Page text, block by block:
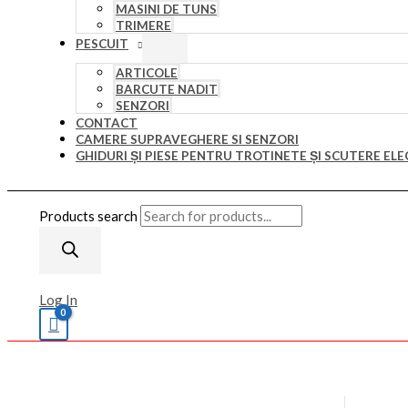
MASINI DE TUNS
TRIMERE
PESCUIT
ARTICOLE
BARCUTE NADIT
SENZORI
CONTACT
CAMERE SUPRAVEGHERE SI SENZORI
GHIDURI ȘI PIESE PENTRU TROTINETE ȘI SCUTERE
Products search
Log In